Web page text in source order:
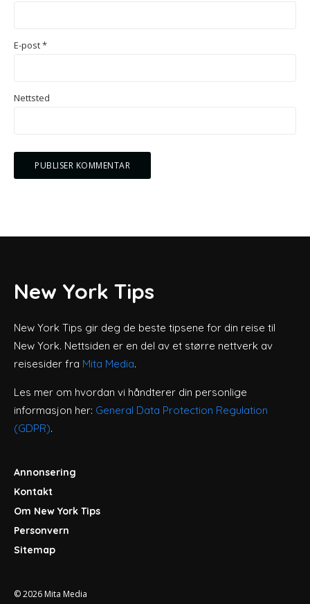
E-post*
Nettsted
New York Tips
New York Tips gir deg de beste tipsene for din reise til
New York. Nettsiden er en del av et større nettverk av
reisesider fra Mita Media.
Les mer om hvordan vi håndterer din personlige
informasjon her: General Data Protection Regulation
(GDPR).
Annonsering
Kontakt
Om New York Tips
Personvern
Sitemap
© 2026 Mita Media